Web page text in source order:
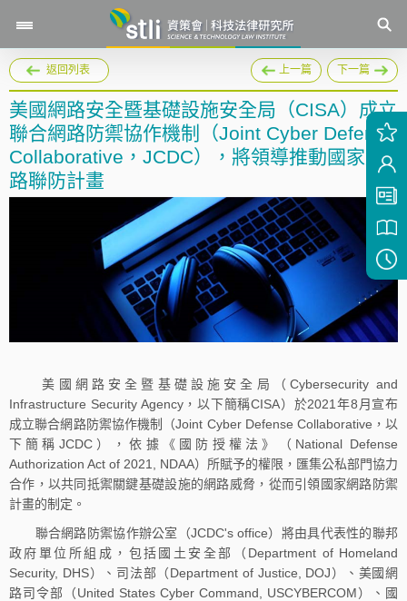
返回列表 上一篇 下一篇
美國網路安全暨基礎設施安全局（CISA）成立
聯合網路防禦協作機制（Joint Cyber Defense
Collaborative，JCDC），將領導推動國家網
路聯防計畫
美國網路安全暨基礎設施安全局（Cybersecurity and
Infrastructure Security Agency，以下簡稱CISA）於2021年8月宣布
成立聯合網路防禦協作機制（Joint Cyber Defense Collaborative，以
下簡稱JCDC），依據《國防授權法》（National Defense
Authorization Act of 2021, NDAA）所賦予的權限，匯集公私部門協力
合作，以共同抵禦關鍵基礎設施的網路威脅，從而引領國家網路防禦
計畫的制定。
聯合網路防禦協作辦公室（JCDC's office）將由具代表性的聯邦
政府單位所組成，包括國土安全部（Department of Homeland
Security, DHS）、司法部（Department of Justice, DOJ）、美國網
路司令部（United States Cyber Command, USCYBERCOM）、國